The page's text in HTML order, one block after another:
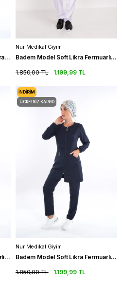
Fermuarlı Badem Model Soft Likra Saks Mavi Tesettür Scrubs Takım
Nur Medikal Giyim
Badem Model Soft Likra Fermuarlı Beyaz Hemşire Cerrahi Üniforma Takım
1.199,99 TL
1.850,00 TL
Badem Model Soft Likra Fermuarlı Gri Renk Uzun Kollu Forma Takım
Nur Medikal Giyim
Badem Model Soft Likra Fermuarlı Lacivert Renk Tesettür Forma Takım
1.199,99 TL
1.850,00 TL
İNDIRIM
ÜCRETSIZ KARGO